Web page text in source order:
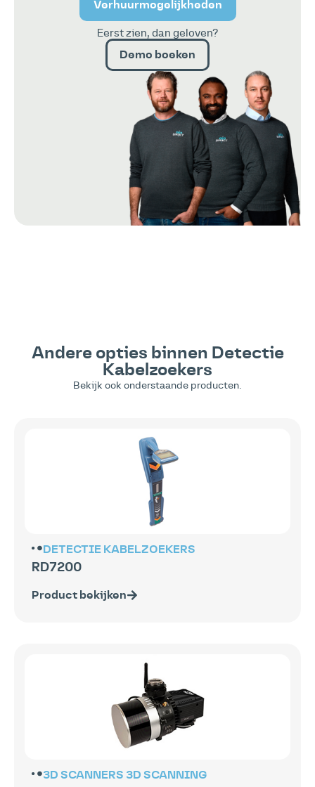
Verhuurmogelijkheden
Eerst zien, dan geloven?
Demo boeken
Andere opties binnen Detectie
Kabelzoekers
Bekijk ook onderstaande producten.
DETECTIE KABELZOEKERS
RD7200
Product bekijken
3D SCANNERS 3D SCANNING